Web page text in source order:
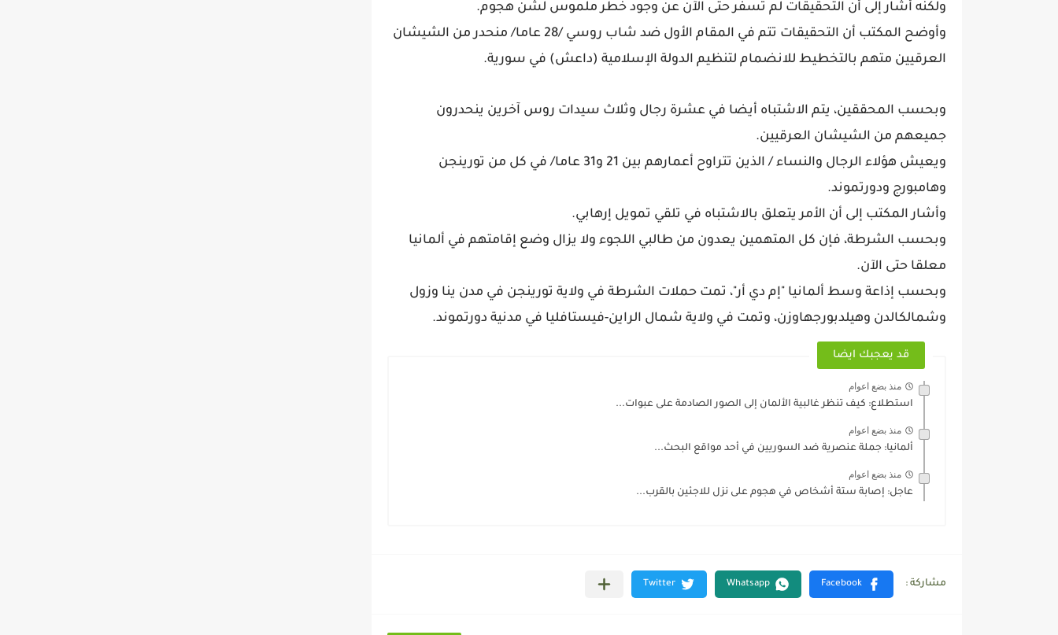
ولكنه أشار إلى أن التحقيقات لم تسفر حتى الآن عن وجود خطر ملموس لشن هجوم.
وأوضح المكتب أن التحقيقات تتم في المقام الأول ضد شاب روسي /28 عاما/ منحدر من الشيشان
العرقيين متهم بالتخطيط للانضمام لتنظيم الدولة الإسلامية (داعش) في سورية.
وبحسب المحققين، يتم الاشتباه أيضا في عشرة رجال وثلاث سيدات روس آخرين ينحدرون
جميعهم من الشيشان العرقيين.
ويعيش هؤلاء الرجال والنساء / الذين تتراوح أعمارهم بين 21 و31 عاما/ في كل من تورينجن
وهامبورج ودورتموند.
وأشار المكتب إلى أن الأمر يتعلق بالاشتباه في تلقي تمويل إرهابي.
وبحسب الشرطة، فإن كل المتهمين يعدون من طالبي اللجوء ولا يزال وضع إقامتهم في ألمانيا
معلقا حتى الآن.
وبحسب إذاعة وسط ألمانيا "إم دي أر"، تمت حملات الشرطة في ولاية تورينجن في مدن ينا وزول
وشمالكالدن وهيلدبورجهاوزن، وتمت في ولاية شمال الراين-فيستافليا في مدنية دورتموند.
قد يعجبك ايضا
منذ بضع اعوام
استطلاع: كيف تنظر غالبية الألمان إلى الصور الصادمة على عبوات...
منذ بضع اعوام
ألمانيا: جملة عنصرية ضد السوريين في أحد مواقع البحث...
منذ بضع اعوام
عاجل: إصابة ستة أشخاص في هجوم على نزل للاجئين بالقرب...